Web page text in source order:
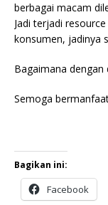
berbagai macam
Jadi terjadi
konsumen, jadinya
Bagaimana dengan
Semoga
Bagikan ini:
Facebook